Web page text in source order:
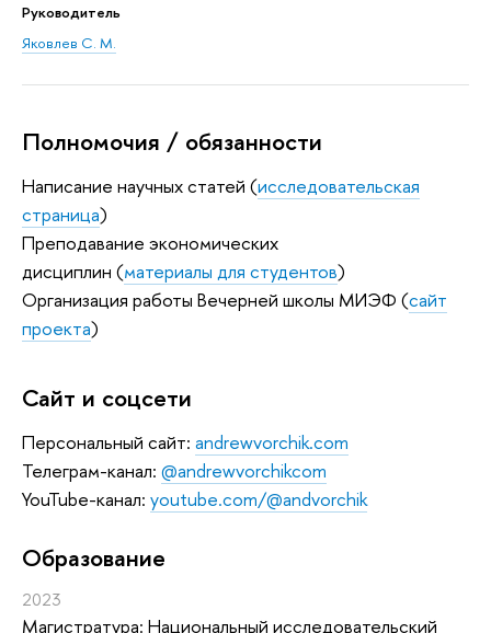
Руководитель
Яковлев С. М.
Полномочия / обязанности
Написание научных статей (исследовательская
страница)
Преподавание экономических
дисциплин (материалы для студентов)
Организация работы Вечерней школы МИЭФ (сайт
проекта)
Сайт и соцсети
Персональный сайт: andrewvorchik.com
Телеграм-канал: @andrewvorchikcom
YouTube-канал: youtube.com/@andvorchik
Oбразование
2023
Магистратура: Национальный исследовательский